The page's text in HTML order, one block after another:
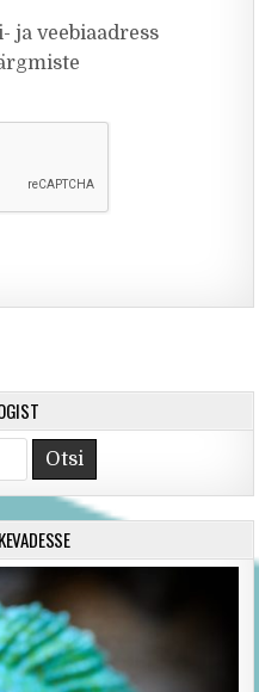
ja veebiaadress